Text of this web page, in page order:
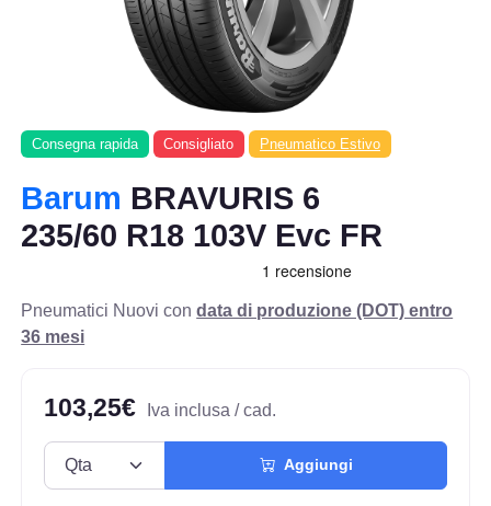
Consegna rapida Consigliato Pneumatico Estivo
Barum BRAVURIS 6
235/60 R18 103V Evc FR
Pneumatici Nuovi condata di produzione (DOT) entro
36 mesi
103,25€ Iva inclusa / cad.
Aggiungi